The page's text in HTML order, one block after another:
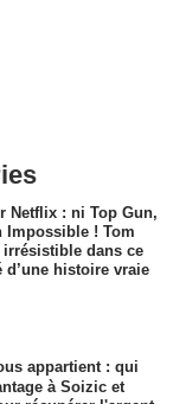
Netflix : ni Top Gun,
Impossible ! Tom
irrésistible dans ce
histoire vraie
appartient : qui
à Soizic et